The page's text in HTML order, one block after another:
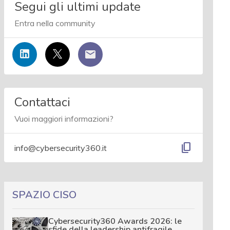
Segui gli ultimi update
Entra nella community
Contattaci
Vuoi maggiori informazioni?
info@cybersecurity360.it content_copy
SPAZIO CISO
Cybersecurity360 Awards 2026: le